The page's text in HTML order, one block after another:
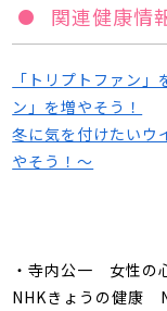
関連健康情
「トリプトファン
ン」を増やそう！
冬に気を付けたい
やそう！～
・寺内公一 女性の
NHKきょうの健康